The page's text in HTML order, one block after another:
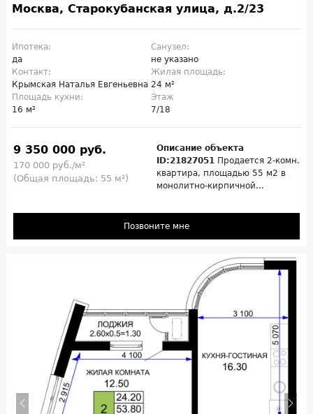
Москва, Старокубанская улица, д.2/23
Ипотека:
да
Санузел:
не указано
Контакт:
Крымская Наталья Евгеньевна
Жилая площадь:
24 м²
Площадь кухни:
16 м²
Этаж
7/18
9 350 000 руб.
170 000 руб./м²
(Общая площадь: 55 м²)
Описание объекта
ID:21827051 Продается 2-комн.
квартира, площадью 55 м2 в
монолитно-кирпичной...
Позвоните мне